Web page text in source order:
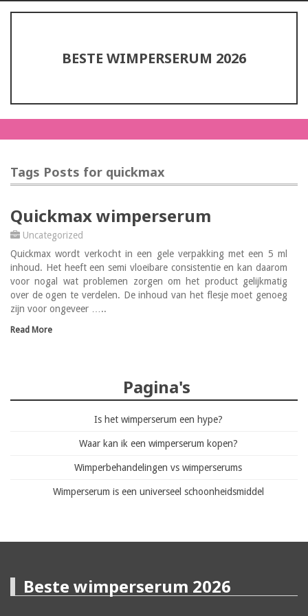
BESTE WIMPERSERUM 2026
Tags Posts for quickmax
Quickmax wimperserum
Uncategorized
Quickmax wordt verkocht in een gele verpakking met een 5 ml
inhoud. Het heeft een semi vloeibare consistentie en kan daarom
voor nogal wat problemen zorgen om het product gelijkmatig
over de ogen te verdelen. De inhoud van het flesje moet genoeg
zijn voor ongeveer …..
Read More
Pagina's
Is het wimperserum een hype?
Waar kan ik een wimperserum kopen?
Wimperbehandelingen vs wimperserums
Wimperserum is een universeel schoonheidsmiddel
Beste wimperserum 2026